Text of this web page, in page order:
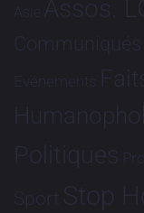
Asie Assos.
Communiqués
Evénements
Politiques
Sport Stop